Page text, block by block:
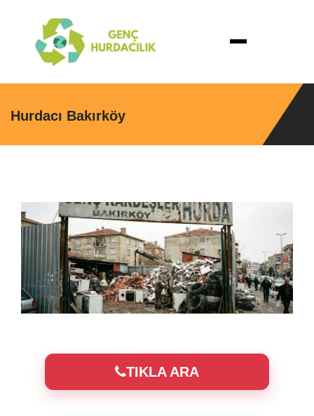
Hurdacı Bakırköy
TIKLA ARA